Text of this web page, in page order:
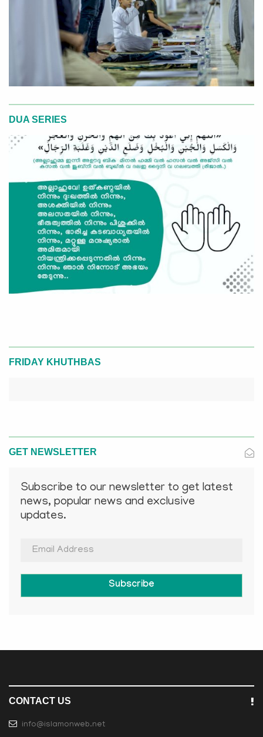
DUA SERIES
FRIDAY KHUTHBAS
GET NEWSLETTER
Subscribe to our newsletter to get latest
news, popular news and exclusive
updates.
Subscribe
CONTACT US
info@islamonweb.net